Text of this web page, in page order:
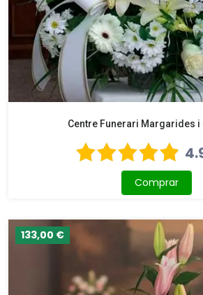
Centre Funerari Margarides i
Comprar
133,00 €